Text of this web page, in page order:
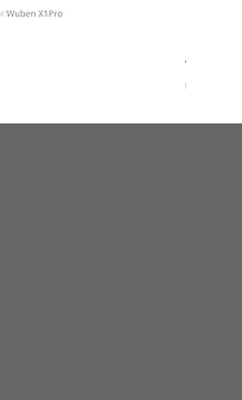
Wuben
ราคา
฿95.00